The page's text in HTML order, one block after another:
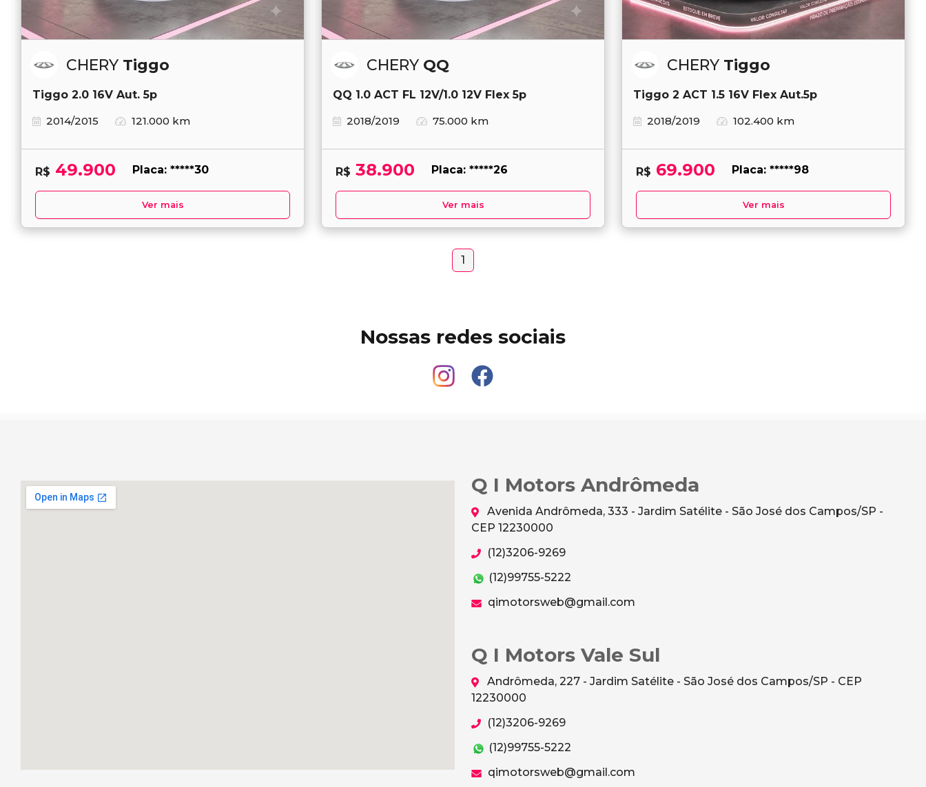
CHERY Tiggo
Tiggo 2.0 16V Aut. 5p
2014/2015
121.000 km
R$ 49.900 Placa: *****30
Ver mais
CHERY QQ
QQ 1.0 ACT FL 12V/1.0 12V Flex 5p
2018/2019
75.000 km
R$ 38.900 Placa: *****26
Ver mais
CHERY Tiggo
Tiggo 2 ACT 1.5 16V Flex Aut.5p
2018/2019
102.400 km
R$ 69.900 Placa: *****98
Ver mais
1
Nossas redes sociais
Q I Motors Andrômeda
Avenida Andrômeda, 333 - Jardim Satélite - São José dos Campos/SP -
CEP 12230000
(12)3206-9269
(12)99755-5222
qimotorsweb@gmail.com
Q I Motors Vale Sul
Andrômeda, 227 - Jardim Satélite - São José dos Campos/SP - CEP
12230000
(12)3206-9269
(12)99755-5222
qimotorsweb@gmail.com